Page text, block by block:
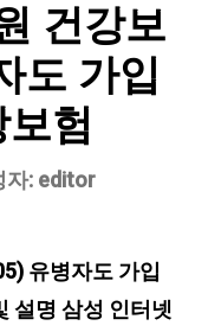
건강보
도 가입
험
자: editor
유병자도 가입
설명 삼성 인터넷